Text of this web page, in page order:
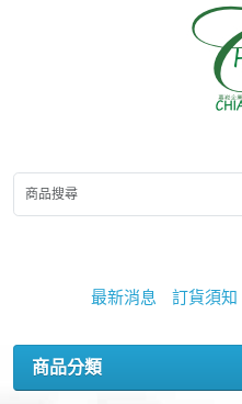
最新消息 訂貨須知
商品分類